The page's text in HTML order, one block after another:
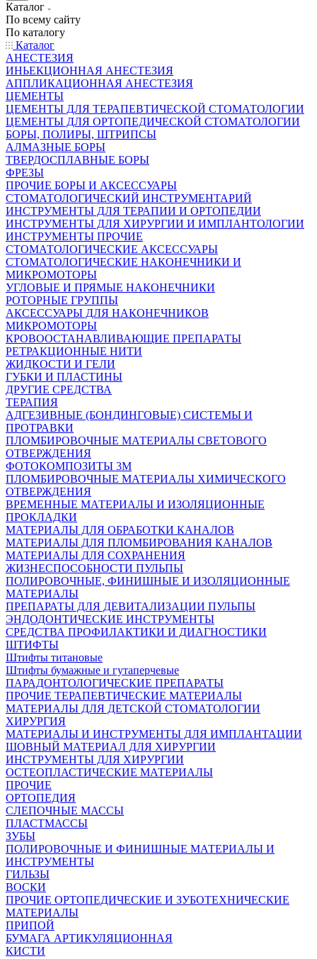
Каталог
По всему сайту
По каталогу
Каталог
АНЕСТЕЗИЯ
ИНЬЕКЦИОННАЯ АНЕСТЕЗИЯ
АППЛИКАЦИОННАЯ АНЕСТЕЗИЯ
ЦЕМЕНТЫ
ЦЕМЕНТЫ ДЛЯ ТЕРАПЕВТИЧЕСКОЙ СТОМАТОЛОГИИ
ЦЕМЕНТЫ ДЛЯ ОРТОПЕДИЧЕСКОЙ СТОМАТОЛОГИИ
БОРЫ, ПОЛИРЫ, ШТРИПСЫ
АЛМАЗНЫЕ БОРЫ
ТВЕРДОСПЛАВНЫЕ БОРЫ
ФРЕЗЫ
ПРОЧИЕ БОРЫ И АКСЕССУАРЫ
СТОМАТОЛОГИЧЕСКИЙ ИНСТРУМЕНТАРИЙ
ИНСТРУМЕНТЫ ДЛЯ ТЕРАПИИ И ОРТОПЕДИИ
ИНСТРУМЕНТЫ ДЛЯ ХИРУРГИИ И ИМПЛАНТОЛОГИИ
ИНСТРУМЕНТЫ ПРОЧИЕ
СТОМАТОЛОГИЧЕСКИЕ АКСЕССУАРЫ
СТОМАТОЛОГИЧЕСКИЕ НАКОНЕЧНИКИ И
МИКРОМОТОРЫ
УГЛОВЫЕ И ПРЯМЫЕ НАКОНЕЧНИКИ
РОТОРНЫЕ ГРУППЫ
АКСЕССУАРЫ ДЛЯ НАКОНЕЧНИКОВ
МИКРОМОТОРЫ
КРОВООСТАНАВЛИВАЮЩИЕ ПРЕПАРАТЫ
РЕТРАКЦИОННЫЕ НИТИ
ЖИДКОСТИ И ГЕЛИ
ГУБКИ И ПЛАСТИНЫ
ДРУГИЕ СРЕДСТВА
ТЕРАПИЯ
АДГЕЗИВНЫЕ (БОНДИНГОВЫЕ) СИСТЕМЫ И
ПРОТРАВКИ
ПЛОМБИРОВОЧНЫЕ МАТЕРИАЛЫ СВЕТОВОГО
ОТВЕРЖДЕНИЯ
ФОТОКОМПОЗИТЫ 3М
ПЛОМБИРОВОЧНЫЕ МАТЕРИАЛЫ ХИМИЧЕСКОГО
ОТВЕРЖДЕНИЯ
ВРЕМЕННЫЕ МАТЕРИАЛЫ И ИЗОЛЯЦИОННЫЕ
ПРОКЛАДКИ
МАТЕРИАЛЫ ДЛЯ ОБРАБОТКИ КАНАЛОВ
МАТЕРИАЛЫ ДЛЯ ПЛОМБИРОВАНИЯ КАНАЛОВ
МАТЕРИАЛЫ ДЛЯ СОХРАНЕНИЯ
ЖИЗНЕСПОСОБНОСТИ ПУЛЬПЫ
ПОЛИРОВОЧНЫЕ, ФИНИШНЫЕ И ИЗОЛЯЦИОННЫЕ
МАТЕРИАЛЫ
ПРЕПАРАТЫ ДЛЯ ДЕВИТАЛИЗАЦИИ ПУЛЬПЫ
ЭНДОДОНТИЧЕСКИЕ ИНСТРУМЕНТЫ
СРЕДСТВА ПРОФИЛАКТИКИ И ДИАГНОСТИКИ
ШТИФТЫ
Штифты титановые
Штифты бумажные и гутаперчевые
ПАРАДОНТОЛОГИЧЕСКИЕ ПРЕПАРАТЫ
ПРОЧИЕ ТЕРАПЕВТИЧЕСКИЕ МАТЕРИАЛЫ
МАТЕРИАЛЫ ДЛЯ ДЕТСКОЙ СТОМАТОЛОГИИ
ХИРУРГИЯ
МАТЕРИАЛЫ И ИНСТРУМЕНТЫ ДЛЯ ИМПЛАНТАЦИИ
ШОВНЫЙ МАТЕРИАЛ ДЛЯ ХИРУРГИИ
ИНСТРУМЕНТЫ ДЛЯ ХИРУРГИИ
ОСТЕОПЛАСТИЧЕСКИЕ МАТЕРИАЛЫ
ПРОЧИЕ
ОРТОПЕДИЯ
СЛЕПОЧНЫЕ МАССЫ
ПЛАСТМАССЫ
ЗУБЫ
ПОЛИРОВОЧНЫЕ И ФИНИШНЫЕ МАТЕРИАЛЫ И
ИНСТРУМЕНТЫ
ГИЛЬЗЫ
ВОСКИ
ПРОЧИЕ ОРТОПЕДИЧЕСКИЕ И ЗУБОТЕХНИЧЕСКИЕ
МАТЕРИАЛЫ
ПРИПОЙ
БУМАГА АРТИКУЛЯЦИОННАЯ
КИСТИ